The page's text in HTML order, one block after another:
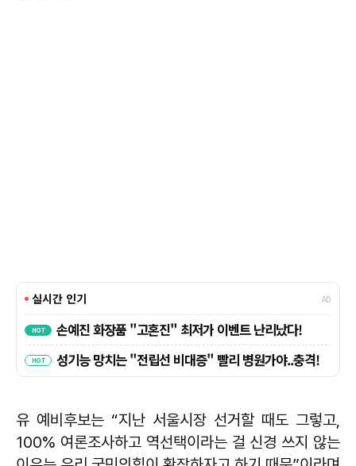
유 예비후보는 “지난 서울시장 선거할 때도 그렇고,
100% 여론조사하고 역선택이라는 걸 신경 쓰지 않는